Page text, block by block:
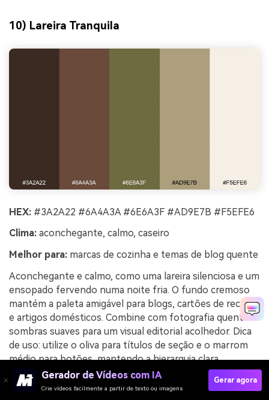
10) Lareira Tranquila
HEX: #3A2A22 #6A4A3A #6E6A3F #AD9E7B #F5EFE6
Clima: aconchegante, calmo, caseiro
Melhor para: marcas de cozinha e temas de blog quente
Aconchegante e calmo, como uma lareira silenciosa e um
ensopado fervendo numa noite fria. O fundo cremoso
mantém a paleta amigável para blogs, cartões de receita
e artigos domésticos. Combine com fotografia quente e
sombras suaves para um visual editorial acolhedor. Dica
de uso: utilize o oliva para títulos de seção e o marrom
médio para botões, mantendo a hierarquia clara.
Exemplo de imagem da lareira tranquila gerado
usando media.io
Gerador de Vídeos com IA
Crie vídeos facilmente a partir de texto ou imagens
Gerar agora